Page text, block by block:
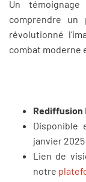
Un
comprendre un
révolutionné
combat moderne
Rediffusion
Disponible
janvier 2025
Lien de
notre